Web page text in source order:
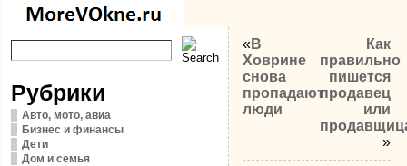
Рубрики
Авто, мото, авиа
Бизнес и финансы
Дети
Дом и семья
«В
Ховрине
снова
пропадают
люди
Как
правильно
пишется
продавец
или
»